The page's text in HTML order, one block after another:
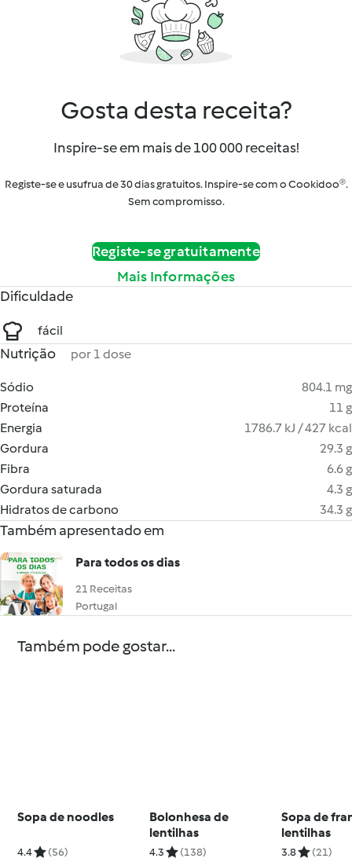
Gosta desta receita?
Inspire-se em mais de 100 000 receitas!
Registe-se e usufrua de 30 dias gratuitos. Inspire-se com o Cookidoo®.
Sem compromisso.
Registe-se gratuitamente
Mais Informações
Dificuldade
fácil
Nutrição por 1 dose
Sódio
804.1 mg
Proteína
11 g
Energia
1786.7 kJ / 427 kcal
Gordura
29.3 g
Fibra
6.6 g
Gordura saturada
4.3 g
Hidratos de carbono
34.3 g
Também apresentado em
Para todos os dias
21 Receitas
Portugal
Também pode gostar...
Sopa de noodles
4.4 (56)
Bolonhesa de
lentilhas
4.3 (138)
Sopa de
lentilhas
3.8 (21)